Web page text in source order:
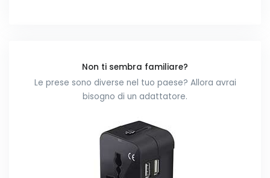
Non ti sembra familiare?
Le prese sono diverse nel tuo paese? Allora avrai
bisogno di un adattatore.